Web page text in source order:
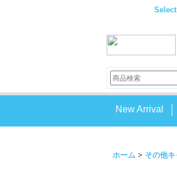
New Arrival
ホーム > その他